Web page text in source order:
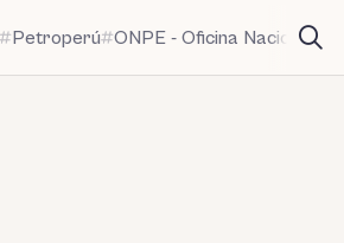
Petroperú ONPE - Oficina Nacional